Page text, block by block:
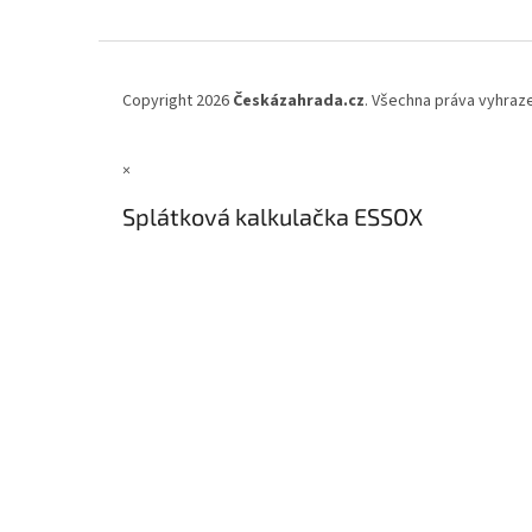
Copyright 2026 Českázahrada.cz. Všechna práva
×
Splátková kalkulačka ESSOX